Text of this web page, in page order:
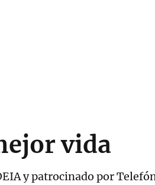
vida
y patrocinado por